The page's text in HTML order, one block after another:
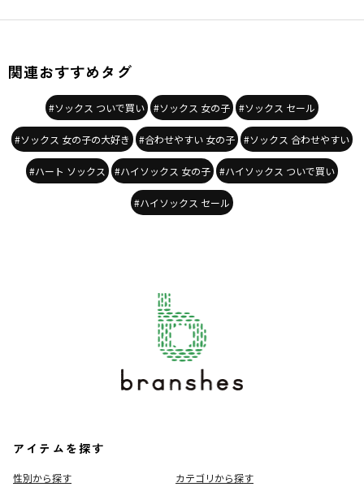
関連おすすめタグ
#ソックス ついで買い #ソックス 女の子 #ソックス セール
#ソックス 女の子の大好き #合わせやすい 女の子 #ソックス 合わせやすい
#ハート ソックス #ハイソックス 女の子 #ハイソックス ついで買い
#ハイソックス セール
アイテムを探す
性別から探す
カテゴリから探す